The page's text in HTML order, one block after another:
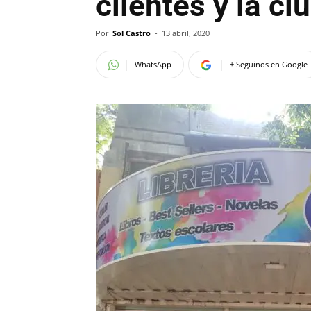
Por Sol Castro - 13 abril, 2020
WhatsApp + Seguinos en Google